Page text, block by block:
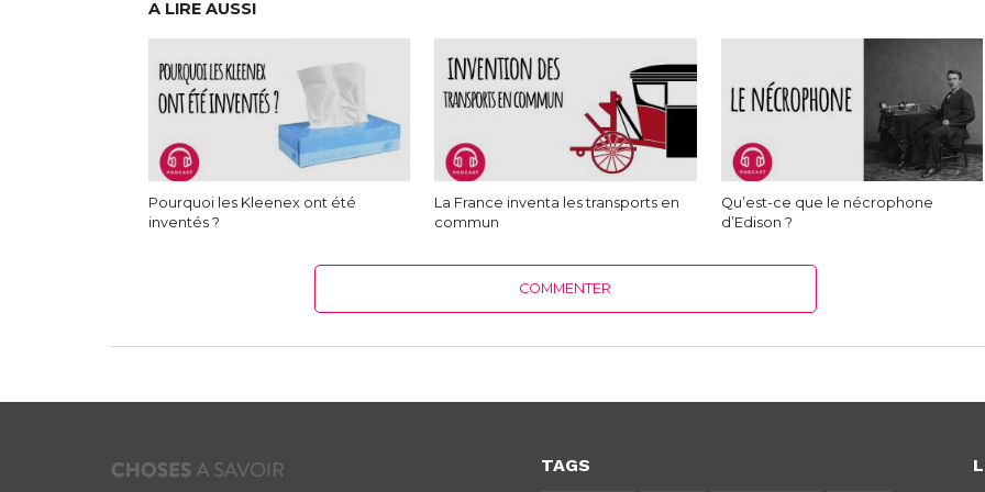
A LIRE AUSSI
Pourquoi les Kleenex ont été
inventés ?
La France inventa les transports en
commun
Qu’est-ce que le nécrophone
d’Edison ?
COMMENTER
TAGS